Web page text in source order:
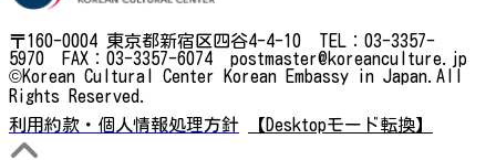
〒160-0004 東京都新宿区四谷4-4-10 TEL：03-3357-
5970 FAX：03-3357-6074 postmaster@koreanculture.jp
©Korean Cultural Center Korean Embassy in Japan.All
Rights Reserved.
利用約款・個人情報処理方針
【Desktopモード転換】